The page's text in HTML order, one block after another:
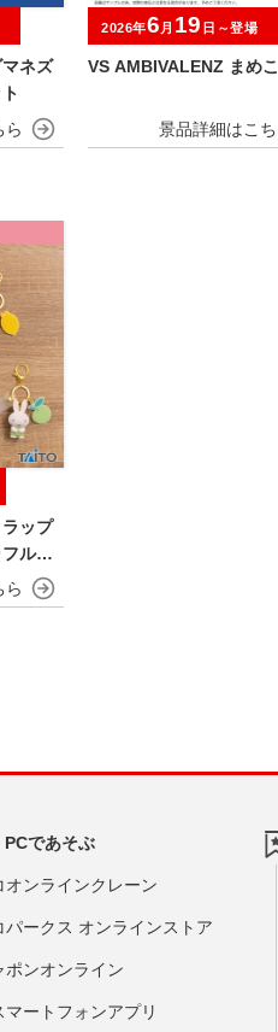
ネズ
VS AMBIVALENZ まめ
2026年6 月 19 日～登場
ップ
ルフ
PCであそぶ
オンラインクレーン
パークス オンラインストア
ポンオンライン
マートフォンアプリ